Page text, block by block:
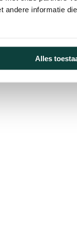
andere informatie
Alles